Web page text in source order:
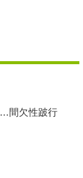
間欠性跛行